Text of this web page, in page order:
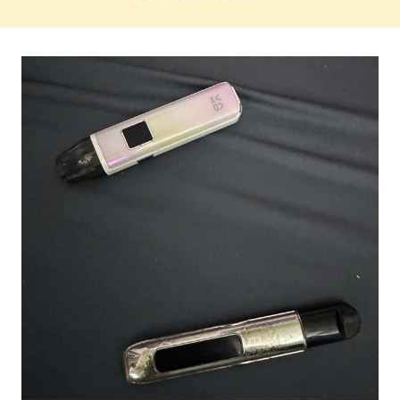
Điểm tin Pháp Luật ngày 22/07: Công an TP. HCM
triệt phá đường dây cung cấp Podchill chứa ma túy